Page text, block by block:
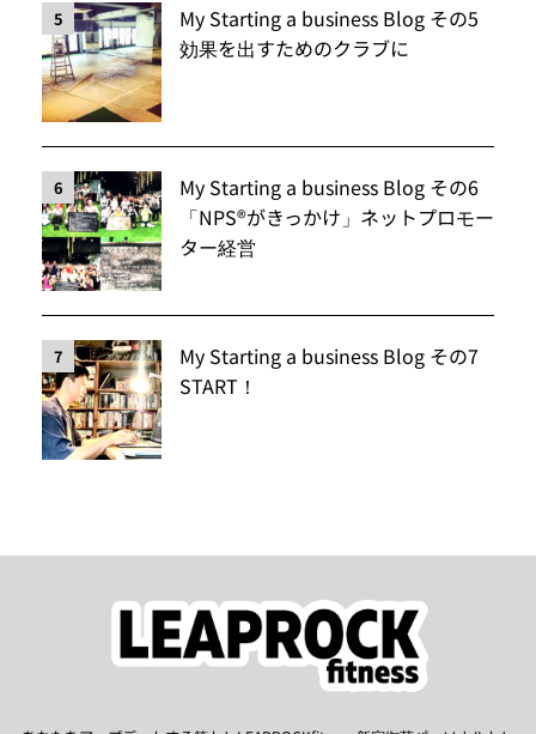
5
My Starting a business Blog その5
効果を出すためのクラブに
6
My Starting a business Blog その6
「NPS®️がきっかけ」ネットプロモー
ター経営
7
My Starting a business Blog その7
START！